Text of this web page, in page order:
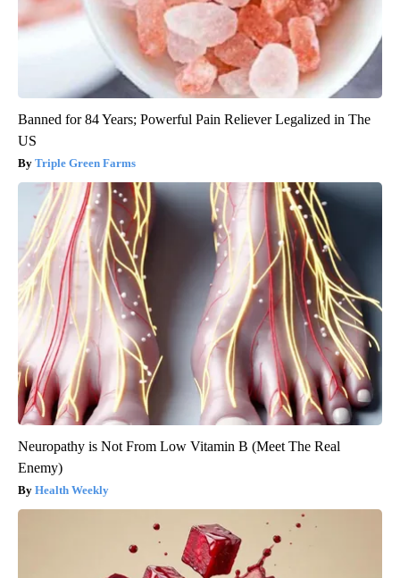
Banned for 84 Years; Powerful Pain Reliever Legalized in The
US
Triple Green Farms
Neuropathy is Not From Low Vitamin B (Meet The Real
Enemy)
Health Weekly